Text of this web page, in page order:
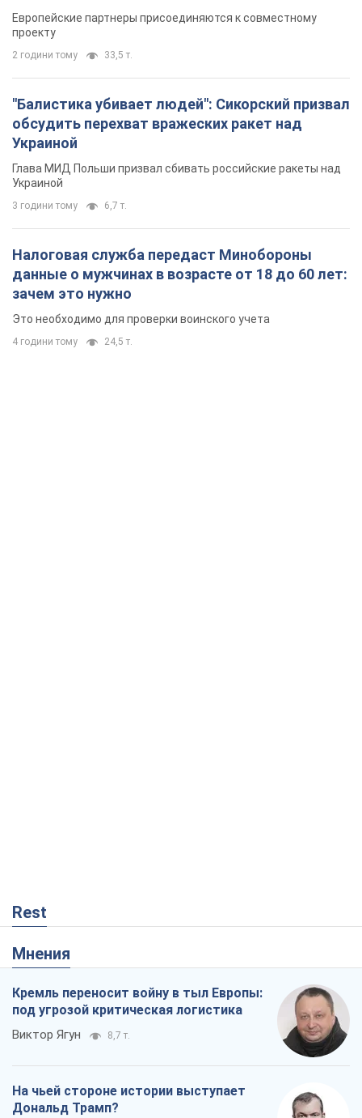
Видео
Европейские партнеры присоединяются к совместному
проекту
2 години тому 33,5 т.
"Балистика убивает людей": Сикорский призвал
обсудить перехват вражеских ракет над
Украиной
Глава МИД Польши призвал сбивать российские ракеты над
Украиной
3 години тому 6,7 т.
Налоговая служба передаст Минобороны
данные о мужчинах в возрасте от 18 до 60 лет:
зачем это нужно
Это необходимо для проверки воинского учета
4 години тому 24,5 т.
Rest
Мнения
Кремль переносит войну в тыл Европы:
под угрозой критическая логистика
Виктор Ягун 8,7 т.
На чьей стороне истории выступает
Дональд Трамп?